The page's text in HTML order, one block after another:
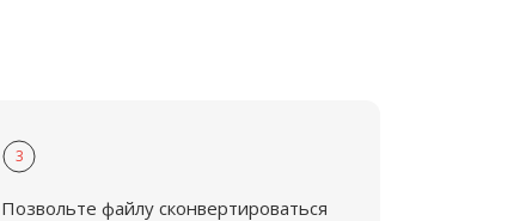
3
Позвольте файлу сконвертироваться